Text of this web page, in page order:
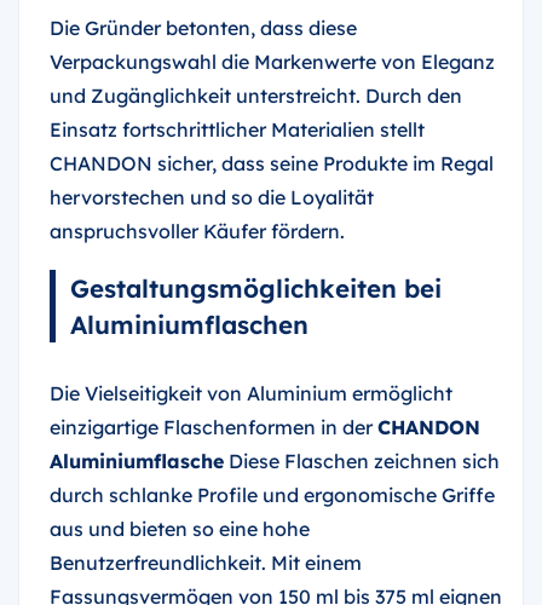
Die Gründer betonten, dass diese
Verpackungswahl die Markenwerte von Eleganz
und Zugänglichkeit unterstreicht. Durch den
Einsatz fortschrittlicher Materialien stellt
CHANDON sicher, dass seine Produkte im Regal
hervorstechen und so die Loyalität
anspruchsvoller Käufer fördern.
Gestaltungsmöglichkeiten bei
Aluminiumflaschen
Die Vielseitigkeit von Aluminium ermöglicht
einzigartige Flaschenformen in derCHANDON
Aluminiumflasche Diese Flaschen zeichnen sich
durch schlanke Profile und ergonomische Griffe
aus und bieten so eine hohe
Benutzerfreundlichkeit. Mit einem
Fassungsvermögen von 150 ml bis 375 ml eignen